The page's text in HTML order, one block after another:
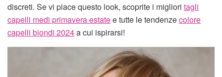
discreti. Se vi piace questo look, scoprite i migliori tagli
capelli medi primavera estatee tutte le tendenzecolore
capelli biondi 2024a cui ispirarsi!